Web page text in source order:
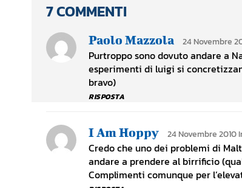
7 COMMENTI
Paolo Mazzola 24 Novembre
Purtroppo sono dovuto andare a
esperimenti di luigi si
bravo)
RISPOSTA
I Am Hoppy 24 Novembre 2010
Credo che uno dei problemi di
andare a prendere al birrificio
Complimenti comunque per